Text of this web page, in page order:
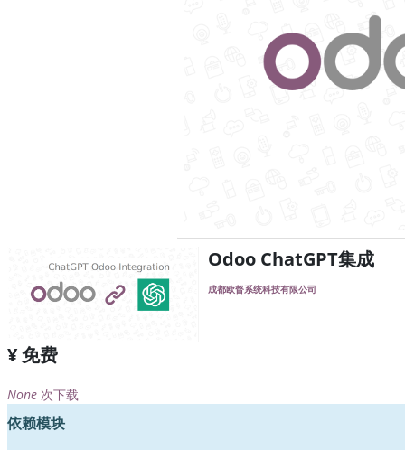
Odoo ChatGPT集成
成都欧督系统科技有限公司
¥ 免费
None 次下载
依赖模块